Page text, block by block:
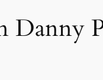
Danny